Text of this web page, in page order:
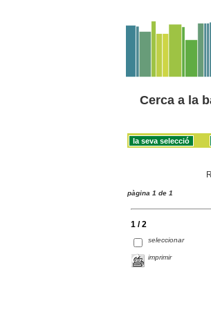
Cerca a la
pàgina 1 de 1
1 / 2
seleccionar
imprimir